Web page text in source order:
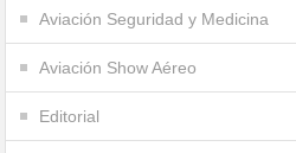
Aviación Seguridad y Medicina
Aviación Show Aéreo
Editorial